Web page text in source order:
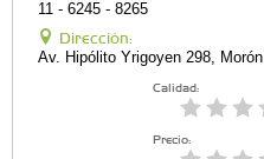
11 - 6245 - 8265
Dirección:
Av. Hipólito Yrigoyen 298, Morón
Calidad:
Precio: